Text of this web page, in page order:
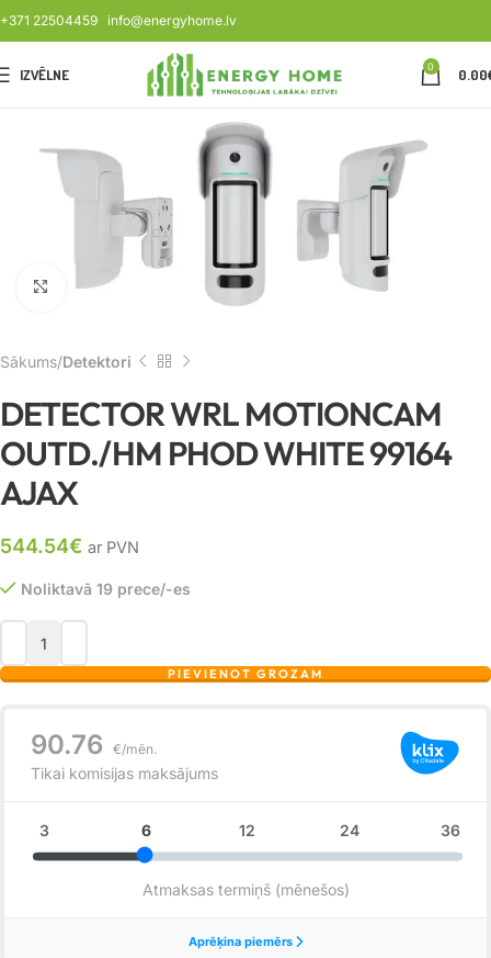
+371 22504459 info@energyhome.lv
IZVĒLNE 0 0.00
Noklikšķiniet, lai palielinātu
Sākums Detektori
DETECTOR WRL MOTIONCAM
OUTD./HM PHOD WHITE 99164
AJAX
544.54€ ar PVN
Noliktavā 19 prece/-es
PIEVIENOT GROZAM